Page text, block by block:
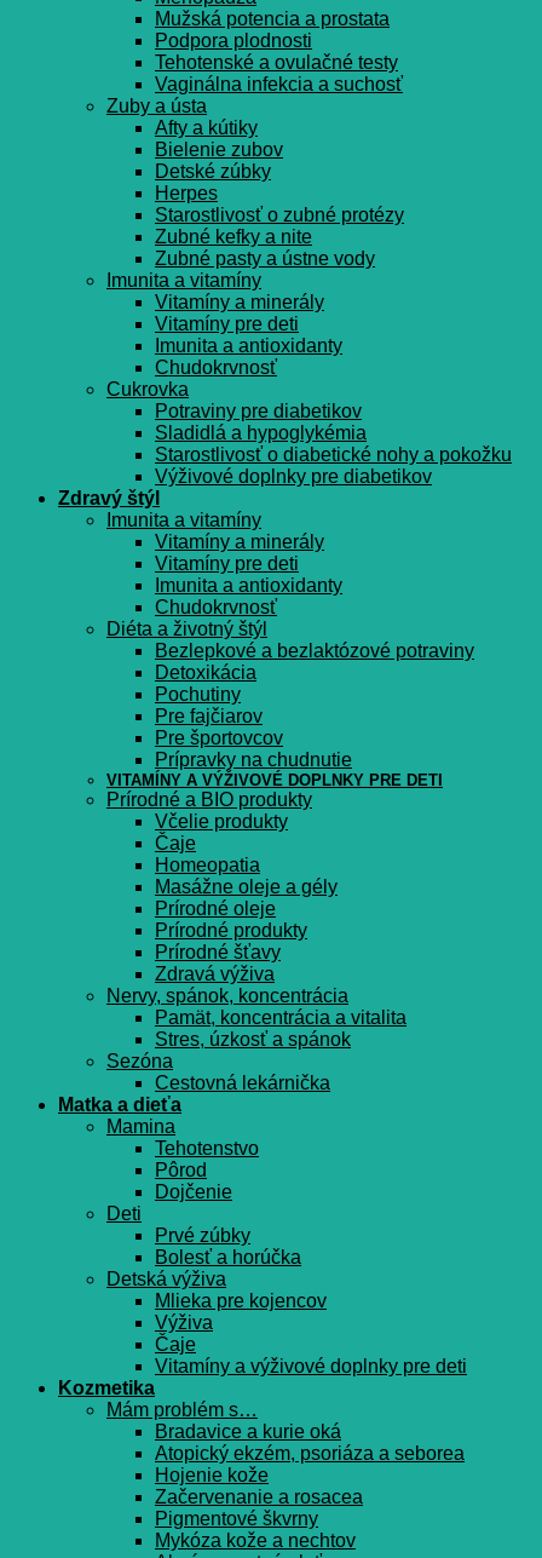
Mužská potencia a prostata
Podpora plodnosti
Tehotenské a ovulačné testy
Vaginálna infekcia a suchosť
Zuby a ústa
Afty a kútiky
Bielenie zubov
Detské zúbky
Herpes
Starostlivosť o zubné protézy
Zubné kefky a nite
Zubné pasty a ústne vody
Imunita a vitamíny
Vitamíny a minerály
Vitamíny pre deti
Imunita a antioxidanty
Chudokrvnosť
Cukrovka
Potraviny pre diabetikov
Sladidlá a hypoglykémia
Starostlivosť o diabetické nohy a pokožku
Výživové doplnky pre diabetikov
Zdravý štýl
Imunita a vitamíny
Vitamíny a minerály
Vitamíny pre deti
Imunita a antioxidanty
Chudokrvnosť
Diéta a životný štýl
Bezlepkové a bezlaktózové potraviny
Detoxikácia
Pochutiny
Pre fajčiarov
Pre športovcov
Prípravky na chudnutie
VITAMÍNY A VÝŽIVOVÉ DOPLNKY PRE DETI
Prírodné a BIO produkty
Včelie produkty
Čaje
Homeopatia
Masážne oleje a gély
Prírodné oleje
Prírodné produkty
Prírodné šťavy
Zdravá výživa
Nervy, spánok, koncentrácia
Pamät, koncentrácia a vitalita
Stres, úzkosť a spánok
Sezóna
Cestovná lekárnička
Matka a dieťa
Mamina
Tehotenstvo
Pôrod
Dojčenie
Deti
Prvé zúbky
Bolesť a horúčka
Detská výživa
Mlieka pre kojencov
Výživa
Čaje
Vitamíny a výživové doplnky pre deti
Kozmetika
Mám problém s…
Bradavice a kurie oká
Atopický ekzém, psoriáza a seborea
Hojenie kože
Začervenanie a rosacea
Pigmentové škvrny
Mykóza kože a nechtov